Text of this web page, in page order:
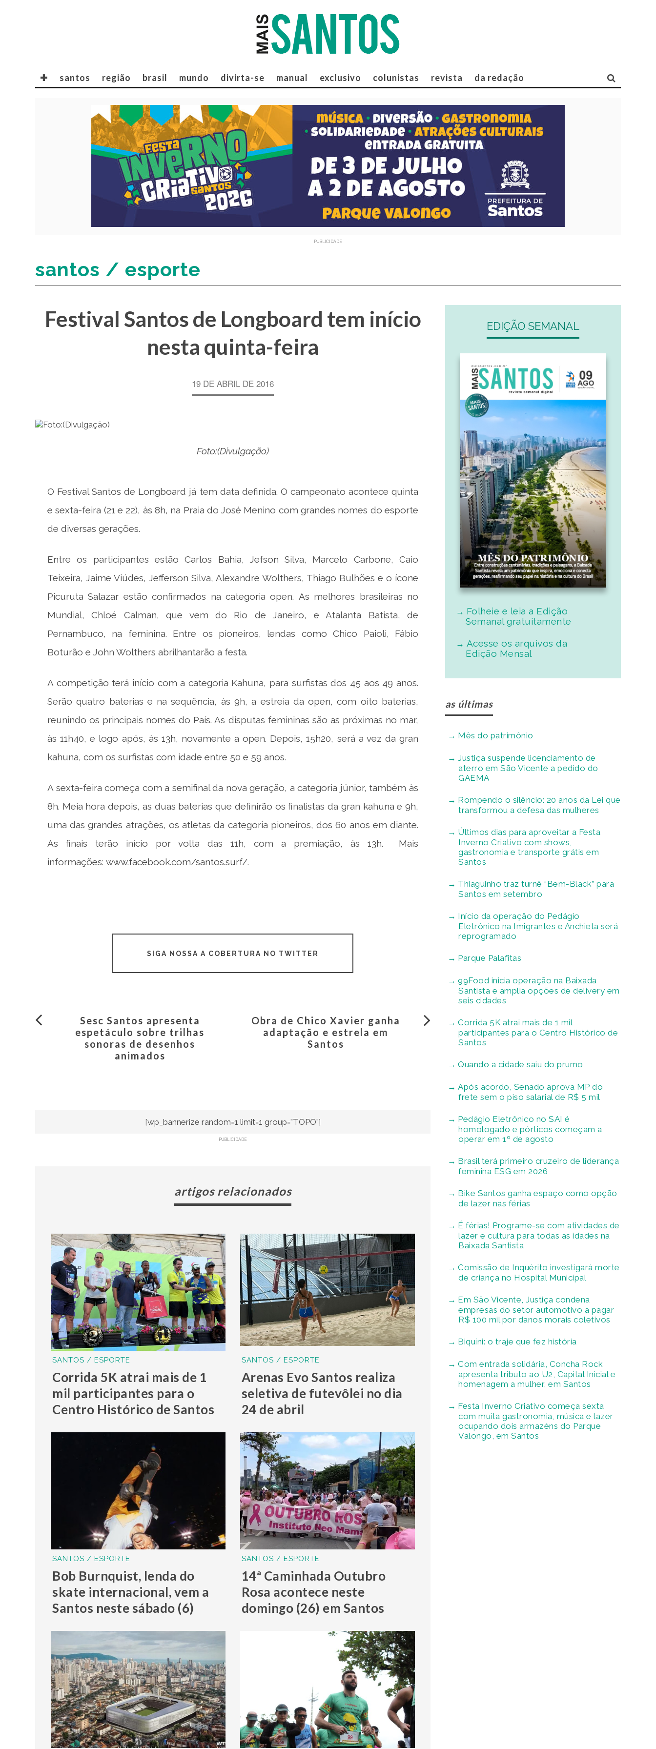
✚ santos região brasil mundo divirta-se manual exclusivo colunistas revista da redação
PUBLICIDADE
santos / esporte
Festival Santos de Longboard tem início
nesta quinta-feira
19 DE ABRIL DE 2016
Foto:(Divulgação)
O Festival Santos de Longboard já tem data definida. O campeonato acontece quinta
e sexta-feira (21 e 22), às 8h, na Praia do José Menino com grandes nomes do esporte
de diversas gerações.
Entre os participantes estão Carlos Bahia, Jefson Silva, Marcelo Carbone, Caio
Teixeira, Jaime Viúdes, Jefferson Silva, Alexandre Wolthers, Thiago Bulhões e o ícone
Picuruta Salazar estão confirmados na categoria open. As melhores brasileiras no
Mundial, Chloé Calman, que vem do Rio de Janeiro, e Atalanta Batista, de
Pernambuco, na feminina. Entre os pioneiros, lendas como Chico Paioli, Fábio
Boturão e John Wolthers abrilhantarão a festa.
A competição terá início com a categoria Kahuna, para surfistas dos 45 aos 49 anos.
Serão quatro baterias e na sequência, às 9h, a estreia da open, com oito baterias,
reunindo os principais nomes do País. As disputas femininas são as próximas no mar,
às 11h40, e logo após, às 13h, novamente a open. Depois, 15h20, será a vez da gran
kahuna, com os surfistas com idade entre 50 e 59 anos.
A sexta-feira começa com a semifinal da nova geração, a categoria júnior, também às
8h. Meia hora depois, as duas baterias que definirão os finalistas da gran kahuna e 9h,
uma das grandes atrações, os atletas da categoria pioneiros, dos 60 anos em diante.
As finais terão início por volta das 11h, com a premiação, às 13h. Mais
informações: www.facebook.com/santos.surf/.
SIGA NOSSA A COBERTURA NO TWITTER
Sesc Santos apresenta
espetáculo sobre trilhas
sonoras de desenhos
animados
Obra de Chico Xavier ganha
adaptação e estrela em
Santos
[wp_bannerize random=1 limit=1 group="TOPO"]
PUBLICIDADE
artigos relacionados
SANTOS / ESPORTE
Corrida 5K atrai mais de 1
mil participantes para o
Centro Histórico de Santos
SANTOS / ESPORTE
Arenas Evo Santos realiza
seletiva de futevôlei no dia
24 de abril
SANTOS / ESPORTE
Bob Burnquist, lenda do
skate internacional, vem a
Santos neste sábado (6)
SANTOS / ESPORTE
14ª Caminhada Outubro
Rosa acontece neste
domingo (26) em Santos
EDIÇÃO SEMANAL
Folheie e leia a Edição
Semanal gratuitamente
Acesse os arquivos da
Edição Mensal
as últimas
Mês do patrimônio
Justiça suspende licenciamento de
aterro em São Vicente a pedido do
GAEMA
Rompendo o silêncio: 20 anos da Lei que
transformou a defesa das mulheres
Últimos dias para aproveitar a Festa
Inverno Criativo com shows,
gastronomia e transporte grátis em
Santos
Thiaguinho traz turnê “Bem-Black” para
Santos em setembro
Início da operação do Pedágio
Eletrônico na Imigrantes e Anchieta será
reprogramado
Parque Palafitas
99Food inicia operação na Baixada
Santista e amplia opções de delivery em
seis cidades
Corrida 5K atrai mais de 1 mil
participantes para o Centro Histórico de
Santos
Quando a cidade saiu do prumo
Após acordo, Senado aprova MP do
frete sem o piso salarial de R$ 5 mil
Pedágio Eletrônico no SAI é
homologado e pórticos começam a
operar em 1º de agosto
Brasil terá primeiro cruzeiro de liderança
feminina ESG em 2026
Bike Santos ganha espaço como opção
de lazer nas férias
É férias! Programe-se com atividades de
lazer e cultura para todas as idades na
Baixada Santista
Comissão de Inquérito investigará morte
de criança no Hospital Municipal
Em São Vicente, Justiça condena
empresas do setor automotivo a pagar
R$ 100 mil por danos morais coletivos
Biquíni: o traje que fez história
Com entrada solidária, Concha Rock
apresenta tributo ao U2, Capital Inicial e
homenagem a mulher, em Santos
Festa Inverno Criativo começa sexta
com muita gastronomia, música e lazer
ocupando dois armazéns do Parque
Valongo, em Santos